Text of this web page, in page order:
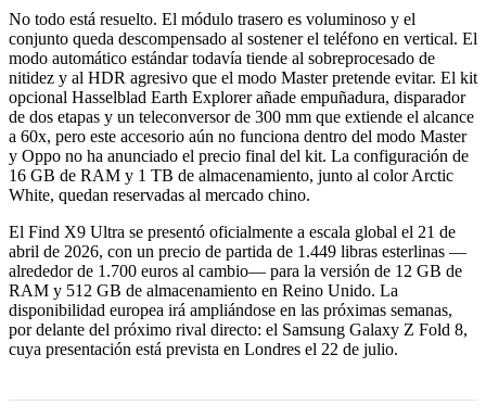
No todo está resuelto. El módulo trasero es voluminoso y el
conjunto queda descompensado al sostener el teléfono en vertical. El
modo automático estándar todavía tiende al sobreprocesado de
nitidez y al HDR agresivo que el modo Master pretende evitar. El kit
opcional Hasselblad Earth Explorer añade empuñadura, disparador
de dos etapas y un teleconversor de 300 mm que extiende el alcance
a 60x, pero este accesorio aún no funciona dentro del modo Master
y Oppo no ha anunciado el precio final del kit. La configuración de
16 GB de RAM y 1 TB de almacenamiento, junto al color Arctic
White, quedan reservadas al mercado chino.
El Find X9 Ultra se presentó oficialmente a escala global el 21 de
abril de 2026, con un precio de partida de 1.449 libras esterlinas —
alrededor de 1.700 euros al cambio— para la versión de 12 GB de
RAM y 512 GB de almacenamiento en Reino Unido. La
disponibilidad europea irá ampliándose en las próximas semanas,
por delante del próximo rival directo: el Samsung Galaxy Z Fold 8,
cuya presentación está prevista en Londres el 22 de julio.